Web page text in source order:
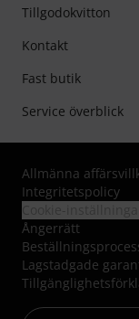
Tillgodokvitton
Kontakt
Fast butik
Service överblick
Allmänna
Integritetspolicy
Ångerrätt
Lagstadgade